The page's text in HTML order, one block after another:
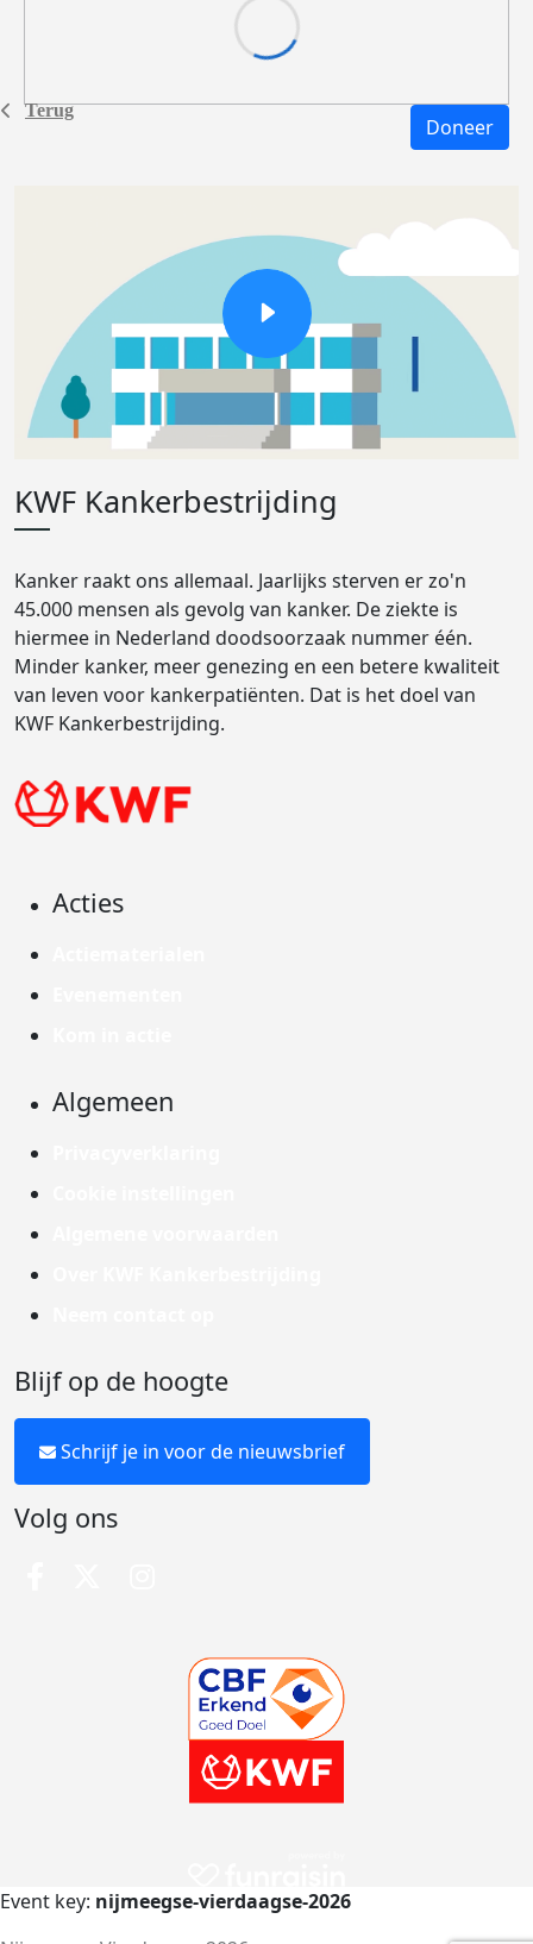
Terug
Doneer
KWF Kankerbestrijding
Kanker raakt ons allemaal. Jaarlijks sterven er zo'n
45.000 mensen als gevolg van kanker. De ziekte is
hiermee in Nederland doodsoorzaak nummer één.
Minder kanker, meer genezing en een betere kwaliteit
van leven voor kankerpatiënten. Dat is het doel van
KWF Kankerbestrijding.
Acties
Algemeen
Blijf op de hoogte
Schrijf je in voor de nieuwsbrief
Volg ons
Event key: nijmeegse-vierdaagse-2026